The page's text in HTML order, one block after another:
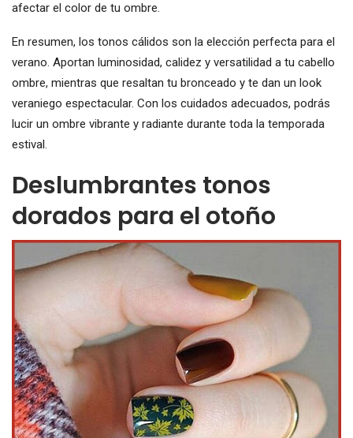
afectar el color de tu ombre.
En resumen, los tonos cálidos son la elección perfecta para el
verano. Aportan luminosidad, calidez y versatilidad a tu cabello
ombre, mientras que resaltan tu bronceado y te dan un look
veraniego espectacular. Con los cuidados adecuados, podrás
lucir un ombre vibrante y radiante durante toda la temporada
estival.
Deslumbrantes tonos
dorados para el otoño